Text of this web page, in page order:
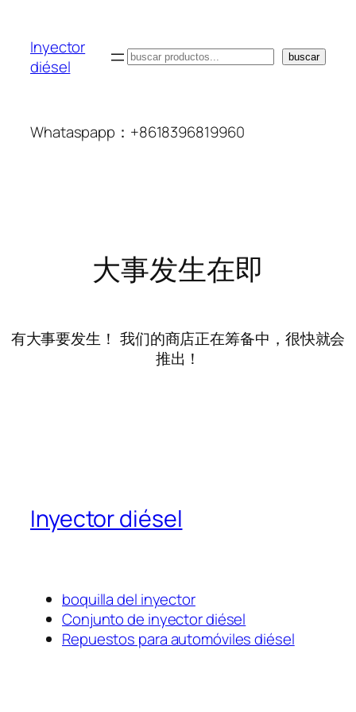
Inyector
diésel
搜
buscar
Whataspapp：+8618396819960
大事发生在即
有大事要发生！ 我们的商店正在筹备中，很快就会
推出！
Inyector diésel
boquilla del inyector
Conjunto de inyector diésel
Repuestos para automóviles diésel